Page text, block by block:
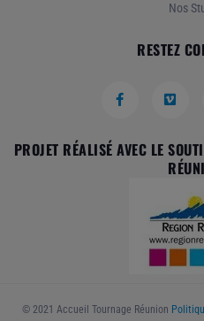
Nos
RESTEZ
PROJET RÉALISÉ AVEC LE
© 2021 Accueil Tournage Réunion